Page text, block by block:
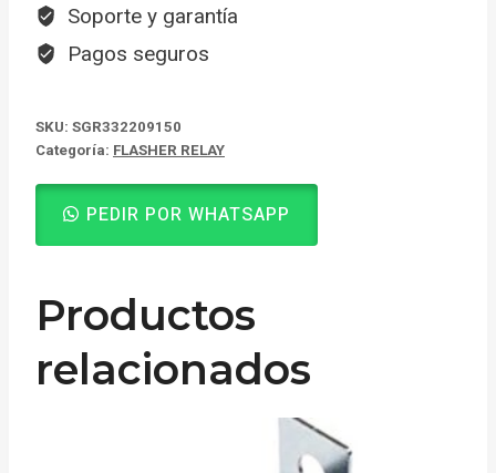
Soporte y garantía
Pagos seguros
SKU: SGR332209150
Categoría: FLASHER RELAY
PEDIR POR WHATSAPP
Productos
relacionados